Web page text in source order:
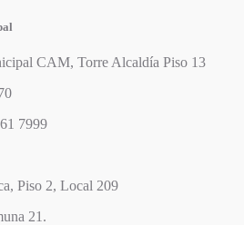
CAM, Torre Alcaldía Piso 13
7999
Piso 2, Local 209
21.